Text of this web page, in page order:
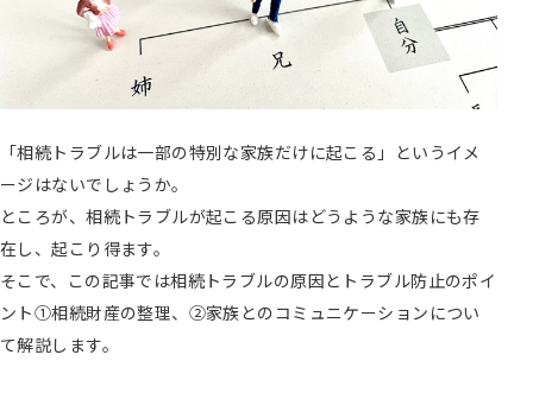
「相続トラブルは一部の特別な家族だけに起こる」というイメ
ージはないでしょうか。
ところが、相続トラブルが起こる原因はどうような家族にも存
在し、起こり得ます。
そこで、この記事では相続トラブルの原因とトラブル防止のポイ
ント①相続財産の整理、②家族とのコミュニケーションについ
て解説します。